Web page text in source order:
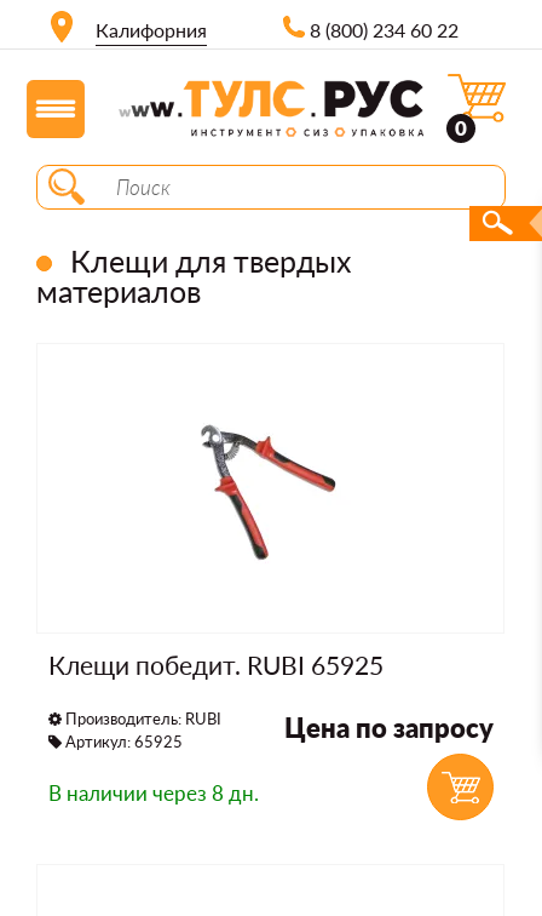
Калифорния 8 (800) 234 60 22
0
Клещи для твердых
материалов
Клещи победит. RUBI 65925
Производитель: RUBI
Артикул: 65925
Цена по запросу
В наличии через 8 дн.